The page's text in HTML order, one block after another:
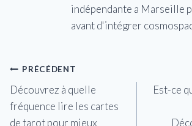
indépendante a Marseille
avant d'intégrer
Navigation
de
PRÉCÉDENT
Découvrez à quelle
fréquence lire les cartes
de tarot pour mieux
Est-ce